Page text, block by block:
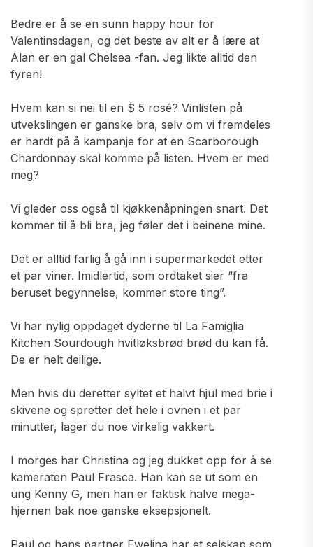
Bedre er å se en sunn happy hour for
Valentinsdagen, og det beste av alt er å lære at
Alan er en gal Chelsea -fan. Jeg likte alltid den
fyren!
Hvem kan si nei til en $ 5 rosé? Vinlisten på
utvekslingen er ganske bra, selv om vi fremdeles
er hardt på å kampanje for at en Scarborough
Chardonnay skal komme på listen. Hvem er med
meg?
Vi gleder oss også til kjøkkenåpningen snart. Det
kommer til å bli bra, jeg føler det i beinene mine.
Det er alltid farlig å gå inn i supermarkedet etter
et par viner. Imidlertid, som ordtaket sier “fra
beruset begynnelse, kommer store ting”.
Vi har nylig oppdaget dyderne til La Famiglia
Kitchen Sourdough hvitløksbrød brød du kan få.
De er helt deilige.
Men hvis du deretter syltet et halvt hjul med brie i
skivene og spretter det hele i ovnen i et par
minutter, lager du noe virkelig vakkert.
I morges har Christina og jeg dukket opp for å se
kameraten Paul Frasca. Han kan se ut som en
ung Kenny G, men han er faktisk halve mega-
hjernen bak noe ganske eksepsjonelt.
Paul og hans partner Ewelina har et selskap som